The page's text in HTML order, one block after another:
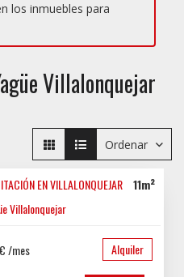
los inmuebles para
Villalonquejar
Ordenar
EN VILLALONQUEJAR C...
Villalonquejar
/mes Alquiler
11m²